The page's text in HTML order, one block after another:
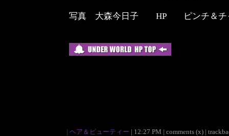
写真 大森今日子 HP ピンチ＆チ
| ヘア＆ビューティー | 12:27 PM | comments (x) |